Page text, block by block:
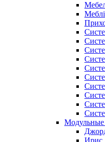
Модульные
Ирис